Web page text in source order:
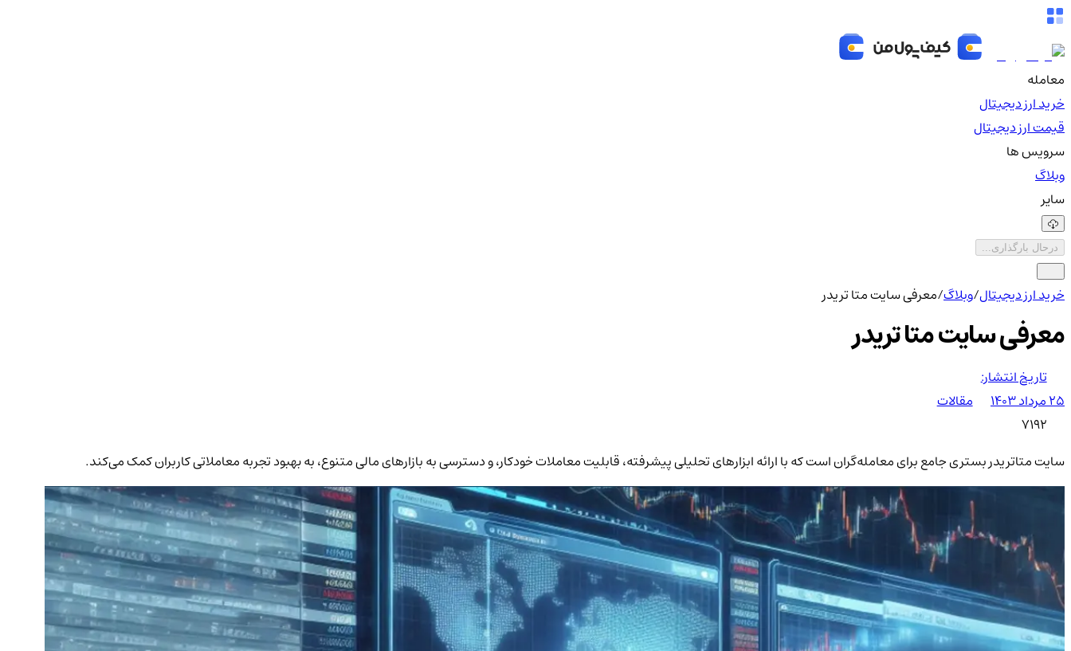
معامله
خرید ارز دیجیتال
قیمت ارز دیجیتال
سرویس ها
وبلاگ
سایر
درحال بارگذاری...
خرید ارز دیجیتال/وبلاگ/معرفی سایت متا تریدر
معرفی سایت متا تریدر
تاریخ انتشار:
۲۵ مرداد ۱۴۰۳
مقالات
7192
سایت متاتریدر بستری جامع برای معامله‌گران است که با ارائه ابزارهای تحلیلی پیشرفته، قابلیت معاملات خودکار، و دسترسی به بازارهای مالی متنوع، به بهبود تجربه معاملاتی کاربران کمک می‌کند.